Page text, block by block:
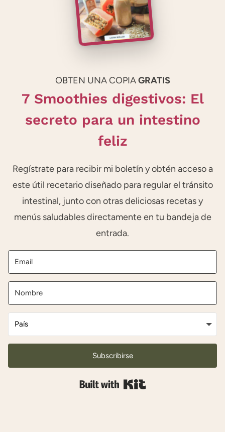
OBTEN UNA COPIAGRATIS
7 Smoothies digestivos: El
secreto para un intestino
feliz
Regístrate para recibir mi boletín y obtén acceso a
este útil recetario diseñado para regular el tránsito
intestinal, junto con otras deliciosas recetas y
menús saludables directamente en tu bandeja de
entrada.
Subscribirse
Built with Kit